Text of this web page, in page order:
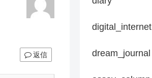
返信
digital_internet
dream_journal